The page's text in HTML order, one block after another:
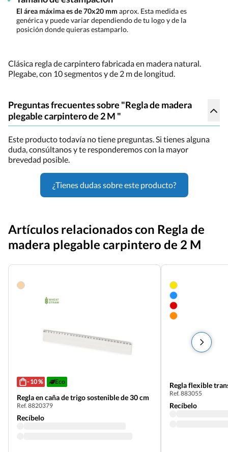
El área máxima es de 70x20 mm aprox. Esta medida es
genérica y puede variar dependiendo de tu logo y de la
posición donde quieras estamparlo.
Clásica regla de carpintero fabricada en madera natural.
Plegabe, con 10 segmentos y de 2 m de longitud.
Preguntas frecuentes sobre "Regla de madera
plegable carpintero de 2 M "
Este producto todavía no tiene preguntas. Si tienes alguna
duda, consúltanos y te responderemos con la mayor
brevedad posible.
¿Tienes dudas sobre este producto?
Artículos relacionados con Regla de
madera plegable carpintero de 2 M
- 10 % Eco
Regla en caña de trigo sostenible de 30 cm
Ref. 8820379
Recíbelo
Regla flexible
Ref. 883055
Recíbelo